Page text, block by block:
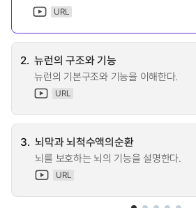
URL
2. 뉴런의 구조와 기능
뉴런의 기본구조와 기능을 이해한다.
URL
3. 뇌막과 뇌척수액의순환
뇌를 보호하는 뇌의 기능을 설명한다.
URL